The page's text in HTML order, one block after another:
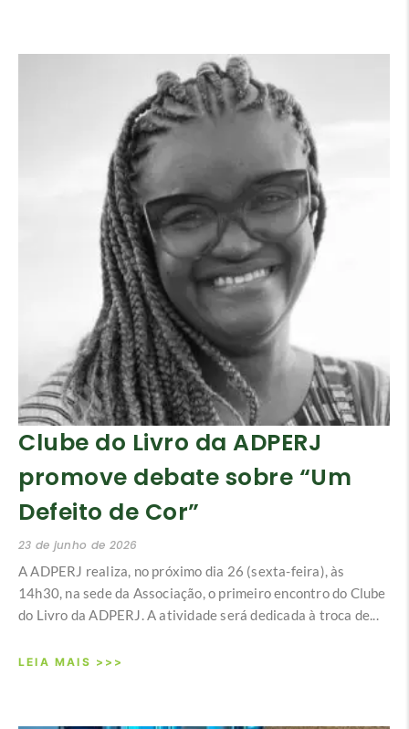
Clube do Livro da ADPERJ
promove debate sobre “Um
Defeito de Cor”
23 de junho de 2026
A ADPERJ realiza, no próximo dia 26 (sexta-feira), às
14h30, na sede da Associação, o primeiro encontro do Clube
do Livro da ADPERJ. A atividade será dedicada à troca de...
LEIA MAIS >>>